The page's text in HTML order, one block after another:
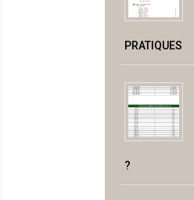
PRATIQUES
?